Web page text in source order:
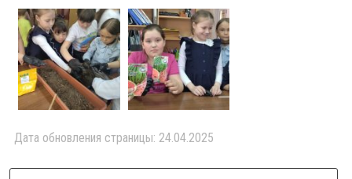
Дата обновления страницы: 24.04.2025